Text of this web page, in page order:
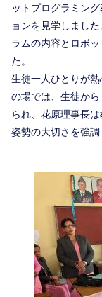
ットプログラミン
ョンを見学しまし
ラムの内容とロボ
た。
生徒一人ひとりが
の場では、生徒か
られ、花原理事長
姿勢の大切さを強調